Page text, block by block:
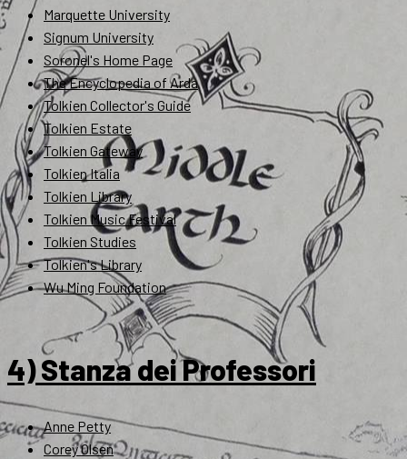
Marquette University
Signum University
Soronel's Home Page
The Encyclopedia of Arda
Tolkien Collector's Guide
Tolkien Estate
Tolkien Gateway
Tolkien Italia
Tolkien Library
Tolkien Music Festival
Tolkien Studies
Tolkien's Library
Wu Ming Foundation
4) Stanza dei Professori
Anne Petty
Corey Olsen